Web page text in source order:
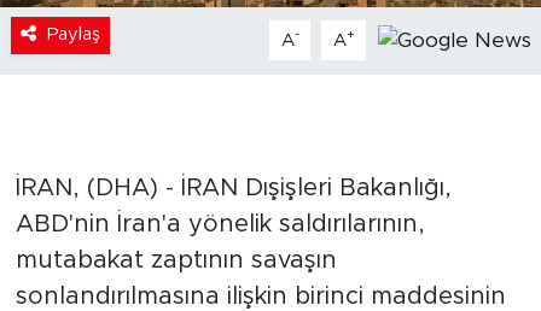
Paylaş A- A+
İRAN, (DHA) - İRAN Dışişleri Bakanlığı,
ABD'nin İran'a yönelik saldırılarının,
mutabakat zaptının savaşın
sonlandırılmasına ilişkin birinci maddesinin